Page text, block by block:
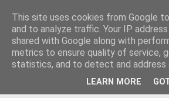
This site uses cookies from Google
and to analyze traffic. Your IP
shared with Google along with
metrics to ensure quality of service,
statistics, and to detect and address
LEARN MORE